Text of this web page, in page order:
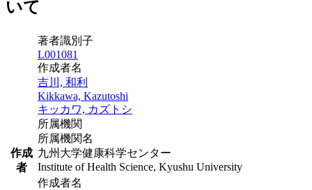
いて
作成
者
著者識別子
L001081
作成者名
吉川, 和利
Kikkawa, Kazutoshi
キッカワ, カズトシ
所属機関
所属機関名
九州大学健康科学センター
Institute of Health Science, Kyushu University
作成者名